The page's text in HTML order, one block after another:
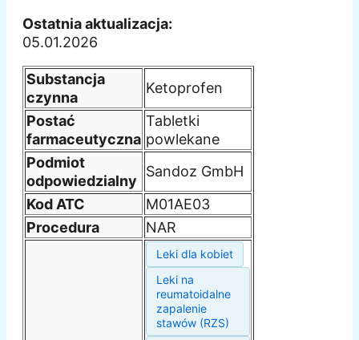
Ostatnia aktualizacja:
05.01.2026
Substancja
czynna
Ketoprofen
Postać
farmaceutyczna
Tabletki
powlekane
Podmiot
odpowiedzialny
Sandoz GmbH
Kod ATC
M01AE03
Procedura
NAR
Leki dla kobiet
Leki na
reumatoidalne
zapalenie
stawów (RZS)